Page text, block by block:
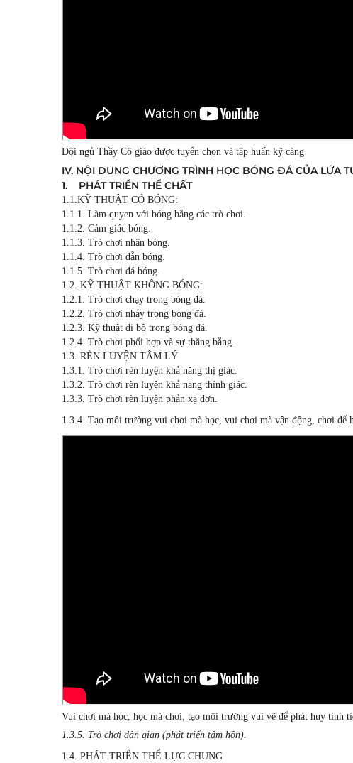
Đội ngủ Thầy Cô giáo được tuyển chọn và tập huấn kỹ càng
IV. NỘI DUNG CHƯƠNG TRÌNH HỌC BÓNG ĐÁ CỦA LỨA
1. PHÁT TRIỂN THỂ CHẤT
1.1.KỸ THUẬT CÓ BÓNG:
1.1.1. Làm quyen với bóng bằng các trò chơi.
1.1.2. Cảm giác bóng.
1.1.3. Trò chơi nhận bóng.
1.1.4. Trò chơi dẫn bóng.
1.1.5. Trò chơi đá bóng.
1.2. KỸ THUẬT KHÔNG BÓNG:
1.2.1. Trò chơi chạy trong bóng đá.
1.2.2. Trò chơi nhảy trong bóng đá.
1.2.3. Kỹ thuật đi bộ trong bóng đá.
1.2.4. Trò chơi phối hợp và sự thăng bằng.
1.3. RÈN LUYỆN TÂM LÝ
1.3.1. Trò chơi rèn luyện khả năng thị giác.
1.3.2. Trò chơi rèn luyện khả năng thính giác.
1.3.3. Trò chơi rèn luyện phản xạ đơn.
1.3.4. Tạo môi trường vui chơi mà học, vui chơi mà vận động, chơi để
Vui chơi mà học, học mà chơi, tạo môi trường vui vẽ để phát huy tính
1.3.5. Trò chơi dân gian (phát triển tâm hồn).
1.4. PHÁT TRIỂN THỂ LỰC CHUNG